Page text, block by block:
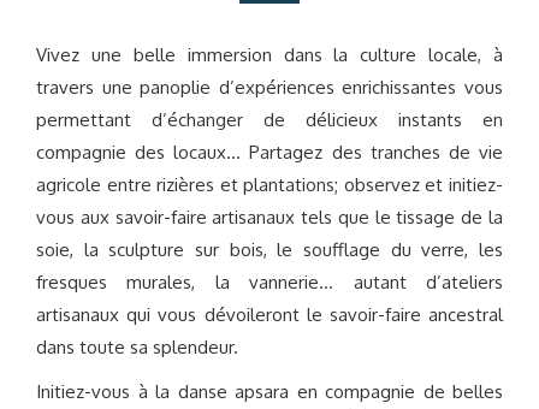
Vivez une belle immersion dans la culture locale, à
travers une panoplie d’expériences enrichissantes vous
permettant d’échanger de délicieux instants en
compagnie des locaux… Partagez des tranches de vie
agricole entre rizières et plantations; observez et initiez-
vous aux savoir-faire artisanaux tels que le tissage de la
soie, la sculpture sur bois, le soufflage du verre, les
fresques murales, la vannerie… autant d’ateliers
artisanaux qui vous dévoileront le savoir-faire ancestral
dans toute sa splendeur.
Initiez-vous à la danse apsara en compagnie de belles